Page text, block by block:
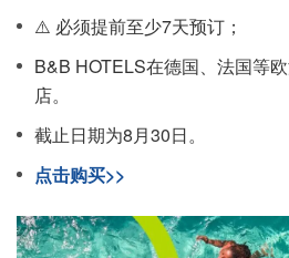
⚠️ 必须提前至少7天预订；
B&B HOTELS在德国、法国等
店。
截止日期为8月30日。
点击购买>>